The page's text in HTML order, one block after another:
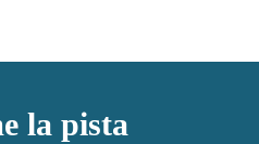
la pista